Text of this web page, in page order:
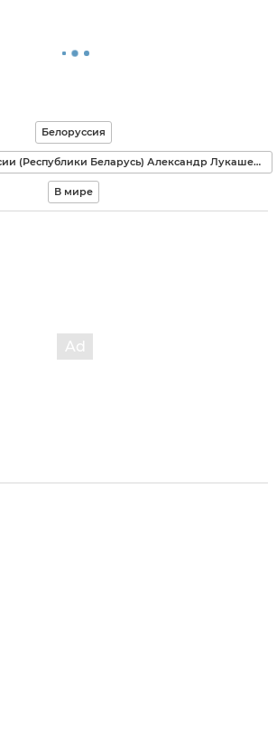
Белоруссия
Президент Белоруссии (Республики Беларусь) Александр Лукашенко
В мире